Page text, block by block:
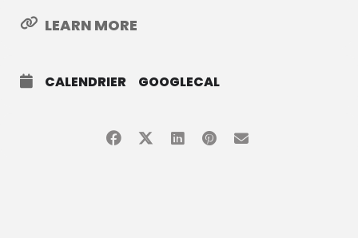
LEARN MORE
CALENDRIER GOOGLECAL